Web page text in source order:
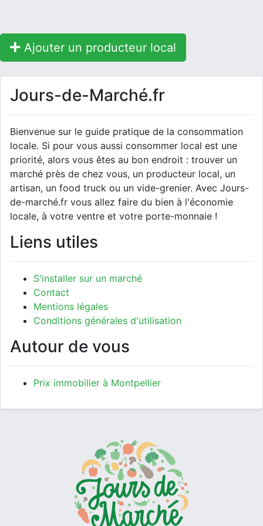
Ajouter un producteur local
Jours-de-Marché.fr
Bienvenue sur le guide pratique de la consommation
locale. Si pour vous aussi consommer local est une
priorité, alors vous êtes au bon endroit : trouver un
marché près de chez vous, un producteur local, un
artisan, un food truck ou un vide-grenier. Avec Jours-
de-marché.fr vous allez faire du bien à l'économie
locale, à votre ventre et votre porte-monnaie !
Liens utiles
S'installer sur un marché
Contact
Mentions légales
Conditions générales d'utilisation
Autour de vous
Prix immobilier à Montpellier